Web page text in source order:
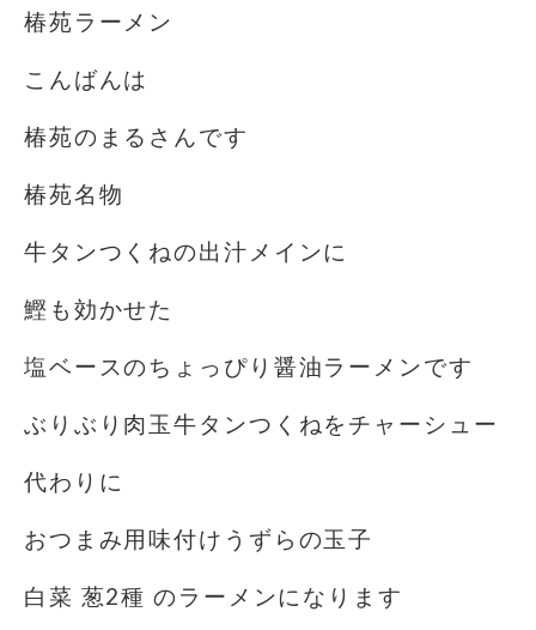
椿苑ラーメン
こんばんは
椿苑のまるさんです
椿苑名物️
牛タンつくねの出汁メインに
鰹も効かせた
塩ベースのちょっぴり醤油ラーメンです
ぶりぶり肉玉牛タンつくねをチャーシュー
代わりに
おつまみ用味付けうずらの玉子
白菜 葱2種 のラーメンになります